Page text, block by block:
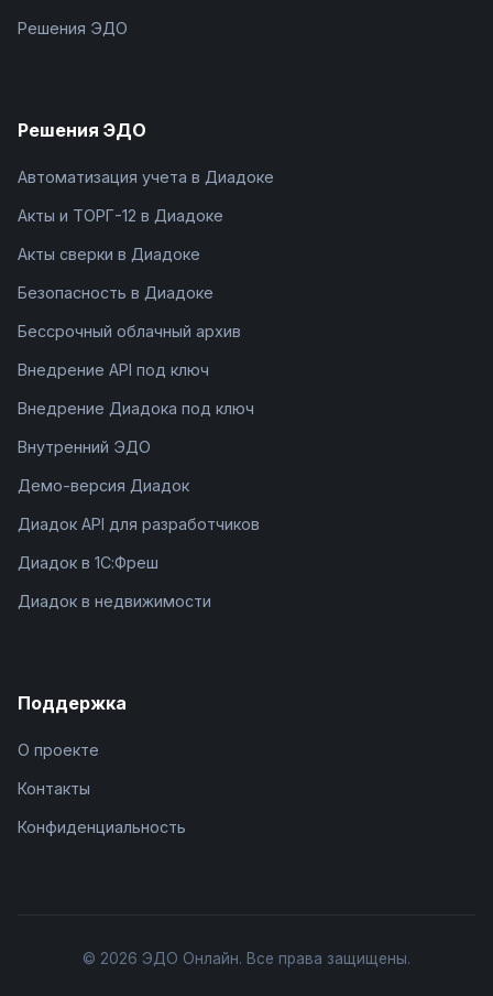
Решения ЭДО
Решения ЭДО
Автоматизация учета в Диадоке
Акты и ТОРГ-12 в Диадоке
Акты сверки в Диадоке
Безопасность в Диадоке
Бессрочный облачный архив
Внедрение API под ключ
Внедрение Диадока под ключ
Внутренний ЭДО
Демо-версия Диадок
Диадок API для разработчиков
Диадок в 1С:Фреш
Диадок в недвижимости
Поддержка
О проекте
Контакты
Конфиденциальность
© 2026 ЭДО Онлайн. Все права защищены.